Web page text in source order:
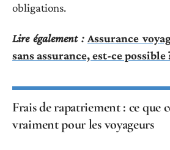
obligations.
Lire également : Assurance
sans assurance, est-ce possible
Frais de rapatriement : ce que
vraiment pour les voyageurs